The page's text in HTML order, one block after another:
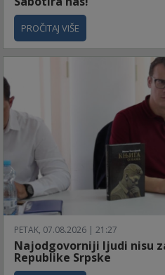
PROČITAJ VIŠE
PETAK, 07.08.2026 | 21:27
Najodgovorniji ljudi nisu
Republike Srpske